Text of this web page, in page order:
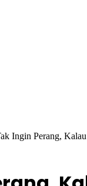
Ingin Perang,